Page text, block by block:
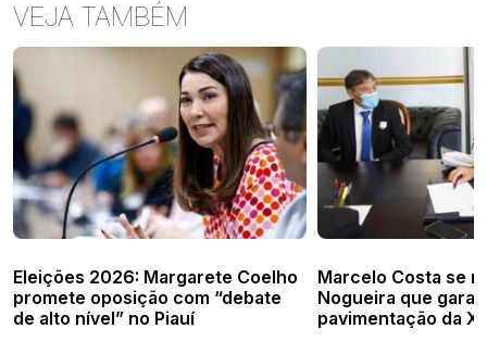
VEJA TAMBÉM
Eleições 2026: Margarete Coelho
promete oposição com “debate
de alto nível” no Piauí
Marcelo Costa se
Nogueira que
pavimentação da